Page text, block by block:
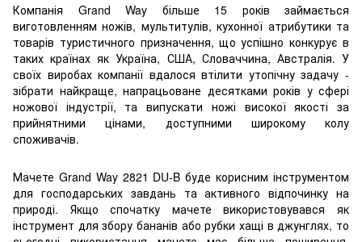
Компанія Grand Way більше 15 років займається
виготовленням ножів, мультитулів, кухонної атрибутики та
товарів туристичного призначення, що успішно конкурує в
таких країнах як Україна, США, Словаччина, Австралія. У
своїх виробах компанії вдалося втілити утопічну задачу -
зібрати найкраще, напрацьоване десятками років у сфері
ножової індустрії, та випускати ножі високої якості за
прийнятними цінами, доступними широкому колу
споживачів.
Мачете Grand Way 2821 DU-B буде корисним інструментом
для господарських завдань та активного відпочинку на
природі. Якщо спочатку мачете використовувався як
інструмент для збору бананів або рубки хащі в джунглях, то